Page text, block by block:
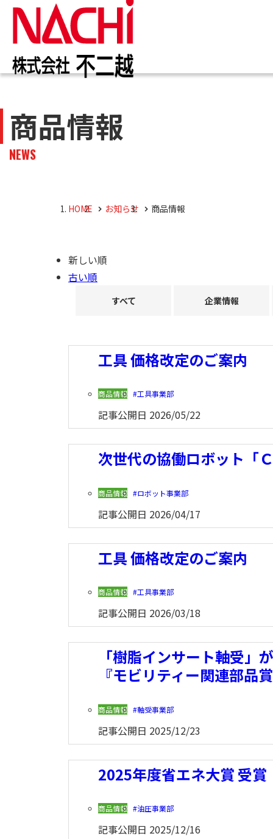
商品情報
NEWS
HOME お知らせ 商品情報
新しい順
古い順
すべて 企業情報
工具 価格改定のご案内
商品情報 工具事業部
記事公開日 2026/05/22
次世代の協働ロボット「
商品情報 ロボット事業部
記事公開日 2026/04/17
工具 価格改定のご案内
商品情報 工具事業部
記事公開日 2026/03/18
「樹脂インサート軸受」
『モビリティー関連部品
商品情報 軸受事業部
記事公開日 2025/12/23
2025年度省エネ大賞 受賞
商品情報 油圧事業部
記事公開日 2025/12/16